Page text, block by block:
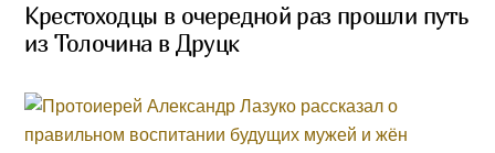
Крестоходцы в очередной раз прошли путь
из Толочина в Друцк